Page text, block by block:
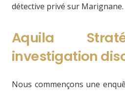
détective privé sur Marignane.
Aquila
investigation
Nous commençons une